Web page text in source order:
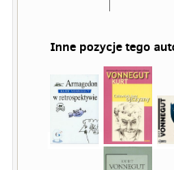
Inne pozycje tego